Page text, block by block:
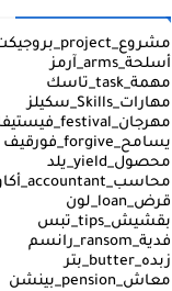
مشروع_project_بروجيكت
أسلحة_arms_آرمز
مهمة_task_تاسك
مهارات_Skills_سكيلز
مهرجان_festival_فيستيفال
يسامح_forgive_فورقيف
محصول_yield_يلد
محاسب_accountant_أكاونتانت
قرض_loan_لون
بقشيش_tips_تبس
فدية_ransom_رانسم
زبده_butter_بتر
معاش_pension_بينشن